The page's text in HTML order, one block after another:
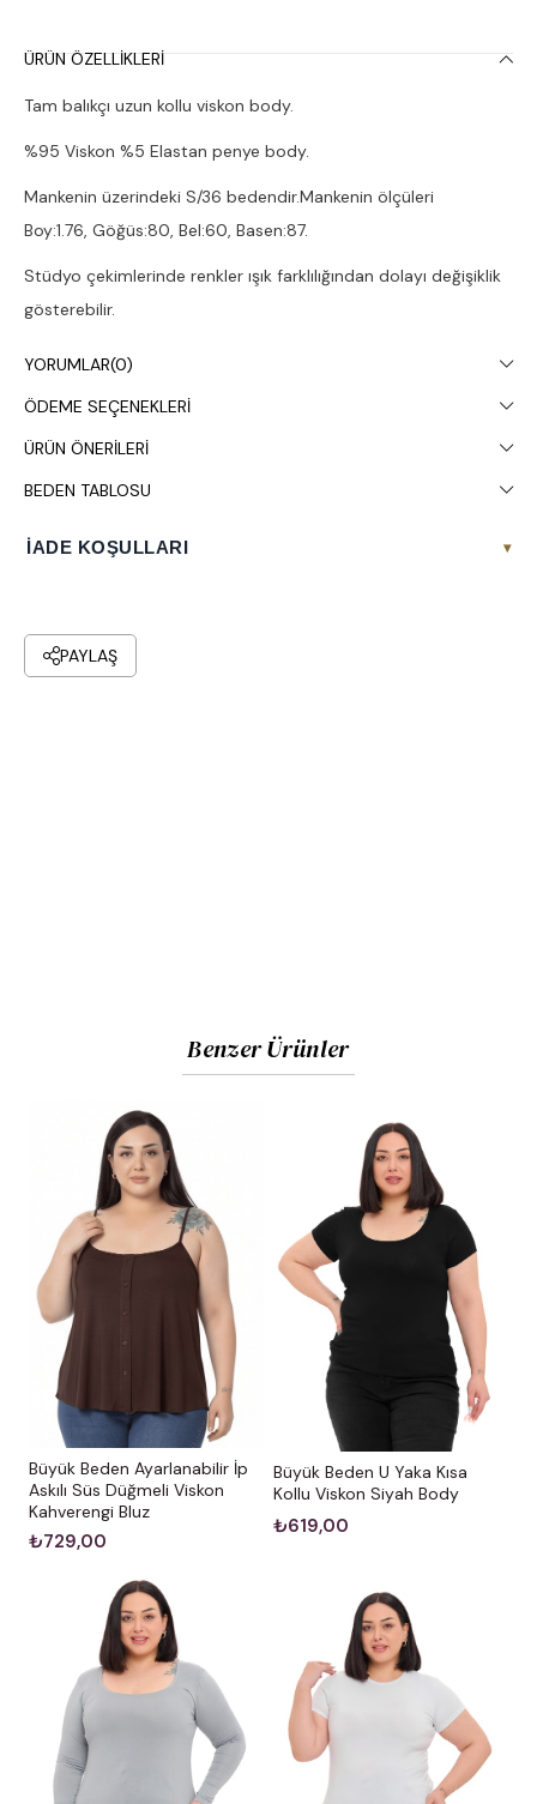
ÜRÜN ÖZELLIKLERI
Tam balıkçı uzun kollu viskon body.
%95 Viskon %5 Elastan penye body.
Mankenin üzerindeki S/36 bedendir.Mankenin ölçüleri
Boy:1.76, Göğüs:80, Bel:60, Basen:87.
Stüdyo çekimlerinde renkler ışık farklılığından dolayı değişiklik
gösterebilir.
Çamaşır makinesinde 30° yıkanması tavsiye edilir.
YORUMLAR(0)
ÖDEME SEÇENEKLERI
ÜRÜN ÖNERILERI
BEDEN TABLOSU
İADE KOŞULLARI ▾
PAYLAŞ
Benzer Ürünler
Büyük Beden Ayarlanabilir İp
Askılı Süs Düğmeli Viskon
Kahverengi Bluz
₺729,00
Büyük Beden U Yaka Kısa
Kollu Viskon Siyah Body
₺619,00